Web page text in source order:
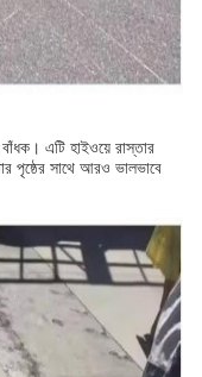
বাঁধক। এটি হাইওয়ে রাস্তার
পৃষ্ঠের সাথে আরও ভালভাবে